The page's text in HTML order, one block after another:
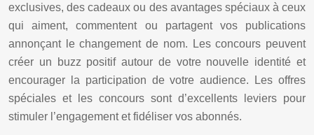
exclusives, des cadeaux ou des avantages spéciaux à ceux
qui aiment, commentent ou partagent vos publications
annonçant le changement de nom. Les concours peuvent
créer un buzz positif autour de votre nouvelle identité et
encourager la participation de votre audience. Les offres
spéciales et les concours sont d’excellents leviers pour
stimuler l’engagement et fidéliser vos abonnés.